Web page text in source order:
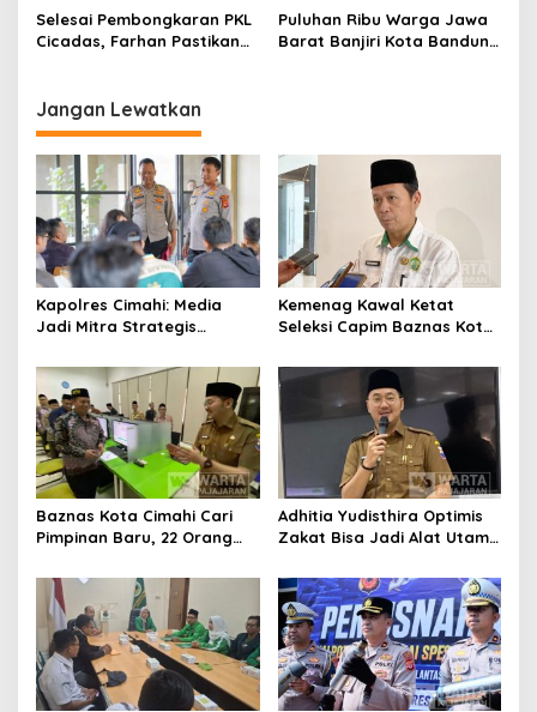
PDRB Terbesar
Selesai Pembongkaran PKL
Cicadas, Farhan Pastikan
Puluhan Ribu Warga Jawa
Barat Banjiri Kota Bandung
Jangan Lewatkan
Kapolres Cimahi: Media
Jadi Mitra Strategis
Publik
Kemenag Kawal Ketat
Seleksi Capim Baznas Kota
Komisioner Baznas
Berintegritas
Baznas Kota Cimahi Cari
Pimpinan Baru, 22 Orang
Adhitia Yudisthira Optimis
Zakat Bisa Jadi Alat Utama
Kota Cimahi